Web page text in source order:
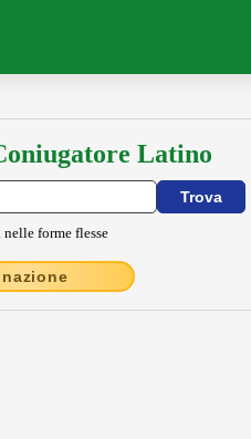
Latino
nelle forme flesse